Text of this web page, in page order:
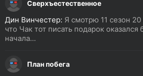
Сверхъестественное
Дин Винчестер: Я смотрю 11 сезон
что Чак тот писать подарок оказался
начала...
План побега